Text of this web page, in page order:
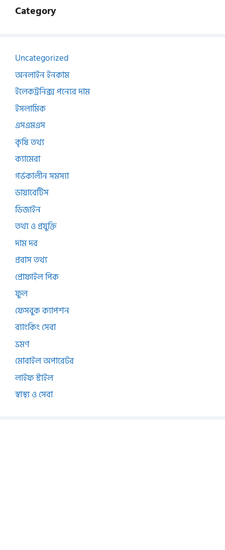
Category
Uncategorized
অনলাইন ইনকাম
ইলেকট্রনিক্স পন্যের দাম
ইসলামিক
এসএমএস
কৃষি তথ্য
ক্যামেরা
গর্ভকালীন সমস্যা
ডায়াবেটিস
ডিজাইন
তথ্য ও প্রযুক্তি
দাম দর
প্রবাস তথ্য
প্রোফাইল পিক
ফুল
ফেসবুক ক্যাপশন
ব্যাংকিং সেবা
ভ্রমণ
মোবাইল অপারেটর
লাইফ স্টাইল
স্বাস্থ্য ও সেবা